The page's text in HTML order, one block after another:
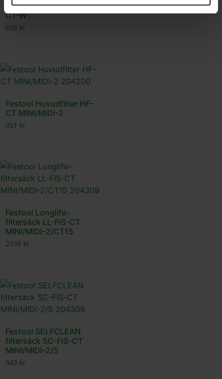
Festool Monteringshjälp
CT-W
698 kr
Festool Huvudfilter HF-
CT MINI/MIDI-2
351 kr
Festool Longlife-
filtersäck LL-FIS-CT
MINI/MIDI-2/CT15
2398 kr
Festool SELFCLEAN
filtersäck SC-FIS-CT
MINI/MIDI-2/5
343 kr